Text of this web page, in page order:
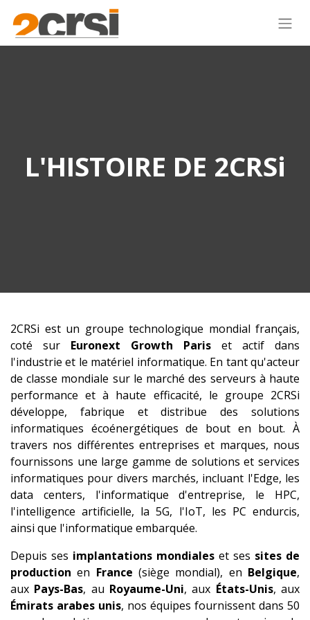
L'HISTOIRE DE 2CRSi
2CRSi est un groupe technologique mondial français,
coté sur Euronext Growth Paris et actif dans
l'industrie et le matériel informatique. En tant qu'acteur
de classe mondiale sur le marché des serveurs à haute
performance et à haute efficacité, le groupe 2CRSi
développe, fabrique et distribue des solutions
informatiques écoénergétiques de bout en bout. À
travers nos différentes entreprises et marques, nous
fournissons une large gamme de solutions et services
informatiques pour divers marchés, incluant l'Edge, les
data centers, l'informatique d'entreprise, le HPC,
l'intelligence artificielle, la 5G, l'IoT, les PC endurcis,
ainsi que l'informatique embarquée.
Depuis ses implantations mondiales et ses sites de
production en France(siège mondial), en Belgique,
aux Pays-Bas, au Royaume-Uni, aux États-Unis, aux
Émirats arabes unis, nos équipes fournissent dans 50